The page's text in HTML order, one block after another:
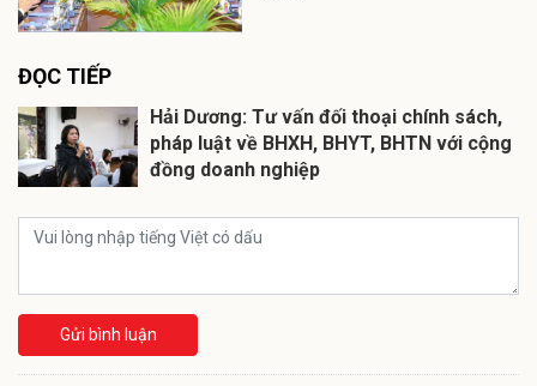
ĐỌC TIẾP
Hải Dương: Tư vấn đối thoại chính sách,
pháp luật về BHXH, BHYT, BHTN với cộng
đồng doanh nghiệp
Gửi bình luận